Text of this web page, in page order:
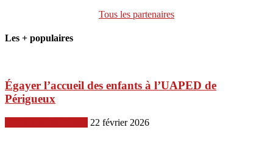
Tous les partenaires
Les + populaires
Égayer l’accueil des enfants à l’UAPED de
Périgueux
22 février 2026